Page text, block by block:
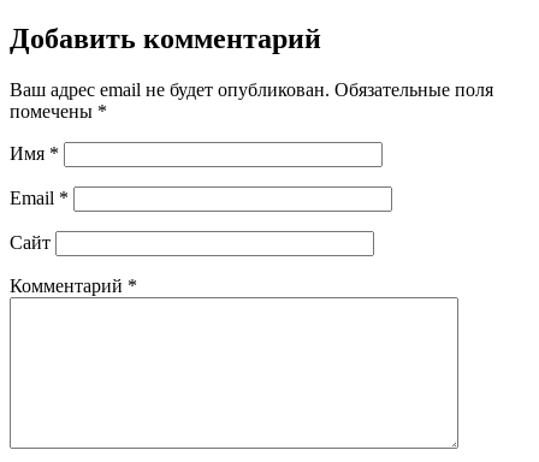
Добавить комментарий
Ваш адрес email не будет опубликован. Обязательные поля
помечены *
Имя *
Email *
Сайт
Комментарий *